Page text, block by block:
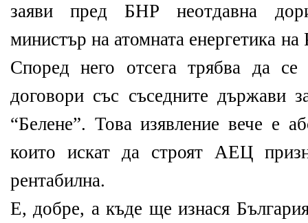
заяви пред БНР неотдавна
министър на атомната енергетика
Според него отсега трябва да се
договори със съседните
“Белене”. Това изявление вече е
които искат да строят АЕЦ
рентабилна.
Е, добре, а къде ще изнася